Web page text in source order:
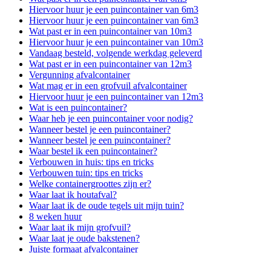
Hiervoor huur je een puincontainer van 6m3
Hiervoor huur je een puincontainer van 6m3
Wat past er in een puincontainer van 10m3
Hiervoor huur je een puincontainer van 10m3
Vandaag besteld, volgende werkdag geleverd
Wat past er in een puincontainer van 12m3
Vergunning afvalcontainer
Wat mag er in een grofvuil afvalcontainer
Hiervoor huur je een puincontainer van 12m3
Wat is een puincontainer?
Waar heb je een puincontainer voor nodig?
Wanneer bestel je een puincontainer?
Wanneer bestel je een puincontainer?
Waar bestel ik een puincontainer?
Verbouwen in huis: tips en tricks
Verbouwen tuin: tips en tricks
Welke containergroottes zijn er?
Waar laat ik houtafval?
Waar laat ik de oude tegels uit mijn tuin?
8 weken huur
Waar laat ik mijn grofvuil?
Waar laat je oude bakstenen?
Juiste formaat afvalcontainer